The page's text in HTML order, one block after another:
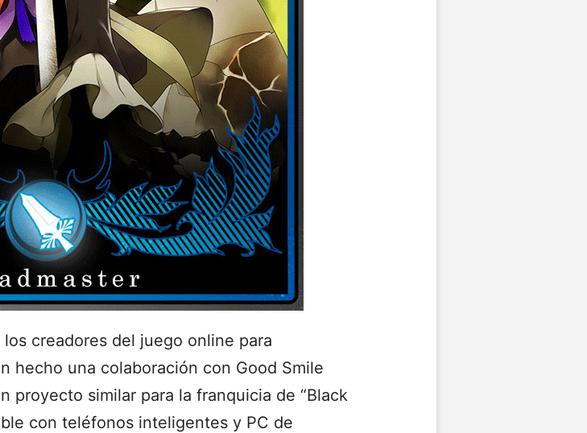
creadores del juego online para
hecho una colaboración con Good Smile
proyecto similar para la franquicia de “Black
con teléfonos inteligentes y PC de